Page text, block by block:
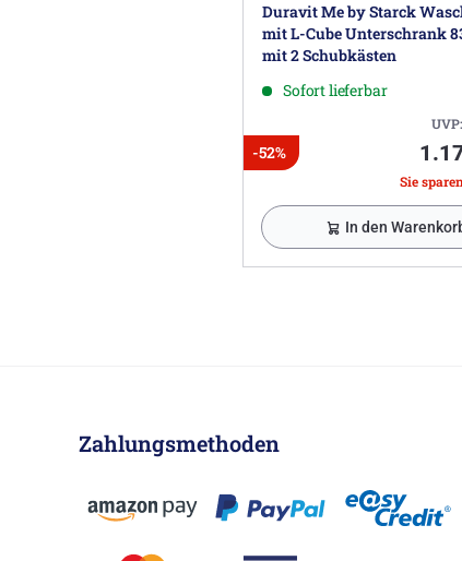
Duravit Me by Starck
mit L-Cube Unterschrank
mit 2 Schubkästen
Sofort lieferbar
UVP:
-52%
Sie
In den
Zahlungsmethoden